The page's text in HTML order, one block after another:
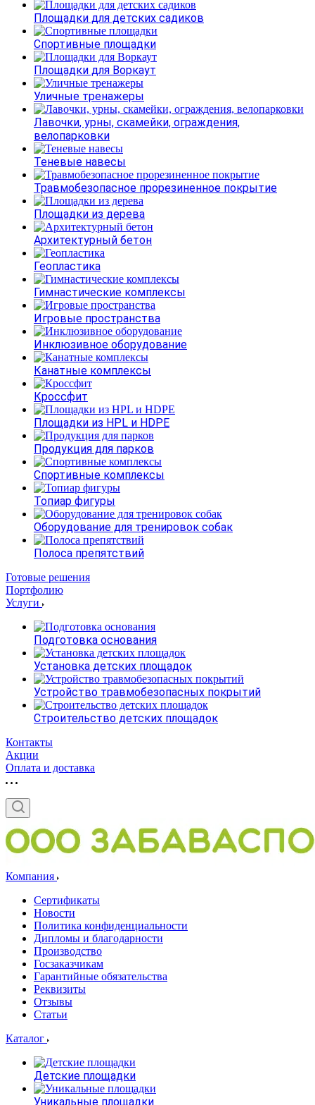
Площадки для детских садиков
Спортивные площадки
Площадки для Воркаут
Уличные тренажеры
Лавочки, урны, скамейки, ограждения,
велопарковки
Теневые навесы
Травмобезопасное прорезиненное покрытие
Площадки из дерева
Архитектурный бетон
Геопластика
Гимнастические комплексы
Игровые пространства
Инклюзивное оборудование
Канатные комплексы
Кроссфит
Площадки из HPL и HDPE
Продукция для парков
Спортивные комплексы
Топиар фигуры
Оборудование для тренировок собак
Полоса препятствий
Готовые решения
Портфолию
Услуги
Подготовка основания
Установка детских площадок
Устройство травмобезопасных покрытий
Строительство детских площадок
Контакты
Акции
Оплата и доставка
Компания
Сертификаты
Новости
Политика конфиденциальности
Дипломы и благодарности
Производство
Госзаказчикам
Гарантийные обязательства
Реквизиты
Отзывы
Статьи
Каталог
Детские площадки
Уникальные площадки